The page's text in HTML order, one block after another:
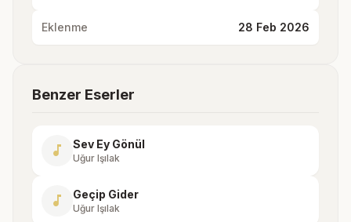
Eklenme 28 Feb 2026
Benzer Eserler
music_note Sev Ey Gönül
Uğur Işılak
music_note Geçip Gider
Uğur Işılak